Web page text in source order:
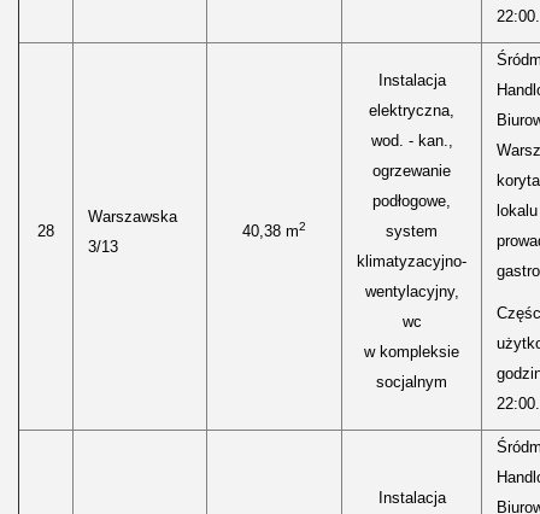
22:00.
28
Warszawska
3/13
40,38 m2
Instalacja
elektryczna,
wod. - kan.,
ogrzewanie
podłogowe,
system
klimatyzacyjno-
wentylacyjny,
wc
w kompleksie
socjalnym
22:00.
Instalacja